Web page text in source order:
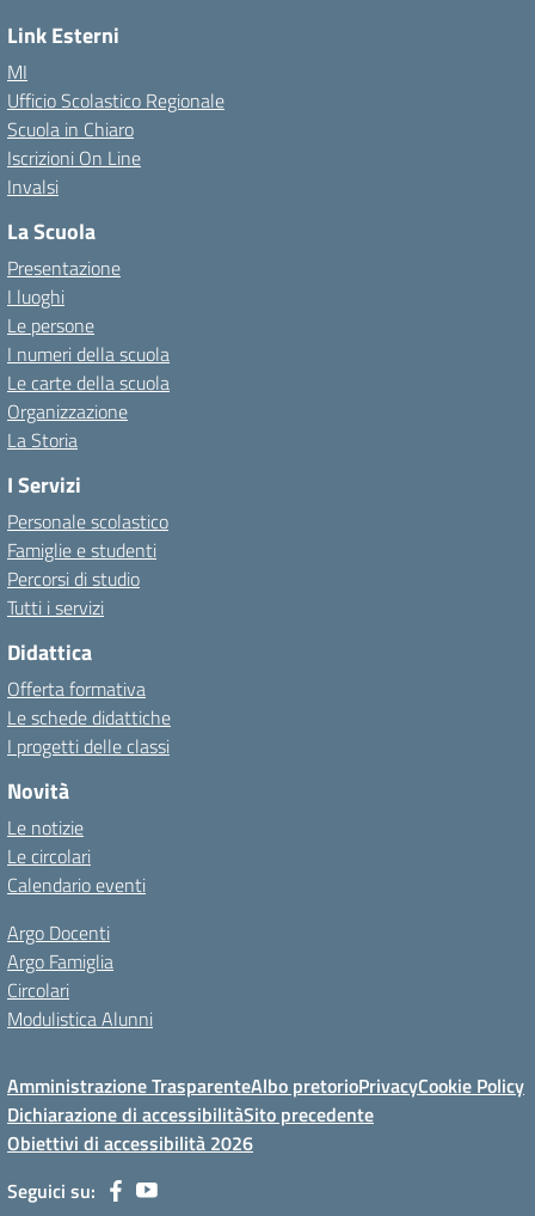
Link Esterni
MI
Ufficio Scolastico Regionale
Scuola in Chiaro
Iscrizioni On Line
Invalsi
La Scuola
Presentazione
I luoghi
Le persone
I numeri della scuola
Le carte della scuola
Organizzazione
La Storia
I Servizi
Personale scolastico
Famiglie e studenti
Percorsi di studio
Tutti i servizi
Didattica
Offerta formativa
Le schede didattiche
I progetti delle classi
Novità
Le notizie
Le circolari
Calendario eventi
Argo Docenti
Argo Famiglia
Circolari
Modulistica Alunni
Amministrazione TrasparenteAlbo pretorioPrivacyCookie Policy
Dichiarazione di accessibilitàSito precedente
Obiettivi di accessibilità 2026
Seguici su: